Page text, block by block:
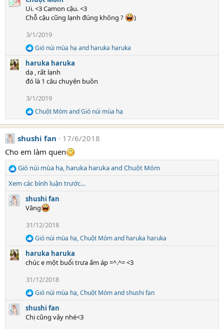
a
c
t
o
n
s
:
Ui. <3 Camon cậu. <3
Chỗ cậu cũng lạnh đúng không ?
)
3/1/2019
R
e
a
c
t
o
n
s
:
Gió núi mùa hạ and haruka haruka
haruka haruka
dạ , rất lạnh
đó là 1 câu chuyện buồn
3/1/2019
R
e
a
c
i
n
:
Chuột MómandGió núi mùa hạ
shushi fan
17/6/2018
Cho em làm quen
R
e
t
Gió núi mùa hạ, haruka harukaand Chuột Móm
Xem các bình luận trước…
shushi fan
Vâng
31/12/2018
R
e
a
c
i
o
n
s
:
Gió núi mùa hạ,Chuột Mómand haruka haruka
haruka haruka
chúc e một buổi trưa ấm áp =^.^= <3
31/12/2018
R
a
c
Gió núi mùa hạ,Chuột Mómandshushi fan
shushi fan
Chị cũng vậy nhé<3